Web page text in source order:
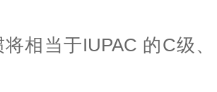
相当于IUPAC 的C级